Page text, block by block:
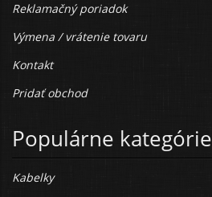
Reklamačný poriadok
Výmena / vrátenie tovaru
Kontakt
Pridať obchod
Populárne kategórie
Kabelky